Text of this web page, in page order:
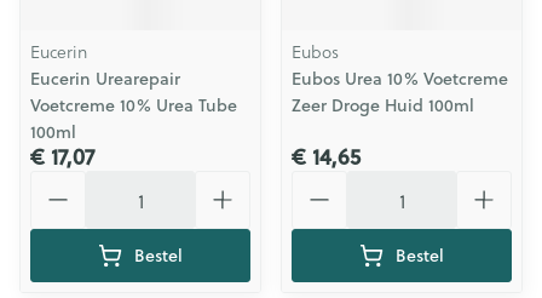
Eucerin
Eucerin Urearepair
Voetcreme 10% Urea Tube
100ml
€ 17,07
Bestel
Eubos
Eubos Urea 10% Voetcreme
Zeer Droge Huid 100ml
€ 14,65
Bestel